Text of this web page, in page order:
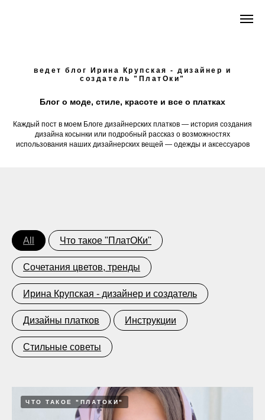
ведет блог Ирина Крупская - дизайнер и
создатель "ПлатОки"
Блог о моде, стиле, красоте и все о платках
Каждый пост в моем Блоге дизайнерских платков — история создания
дизайна косынки или подробный рассказ о возможностях
использования наших дизайнерских вещей — одежды и аксессуаров
All Что такое "ПлатОКи"
Сочетания цветов, тренды
Ирина Крупская - дизайнер и создатель
Дизайны платков Инструкции
Стильные советы
ЧТО ТАКОЕ "ПЛАТОКИ"